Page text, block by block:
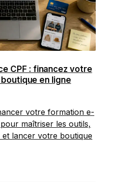
CPF : financez votre
en ligne
votre formation e-
maîtriser les outils,
lancer votre boutique